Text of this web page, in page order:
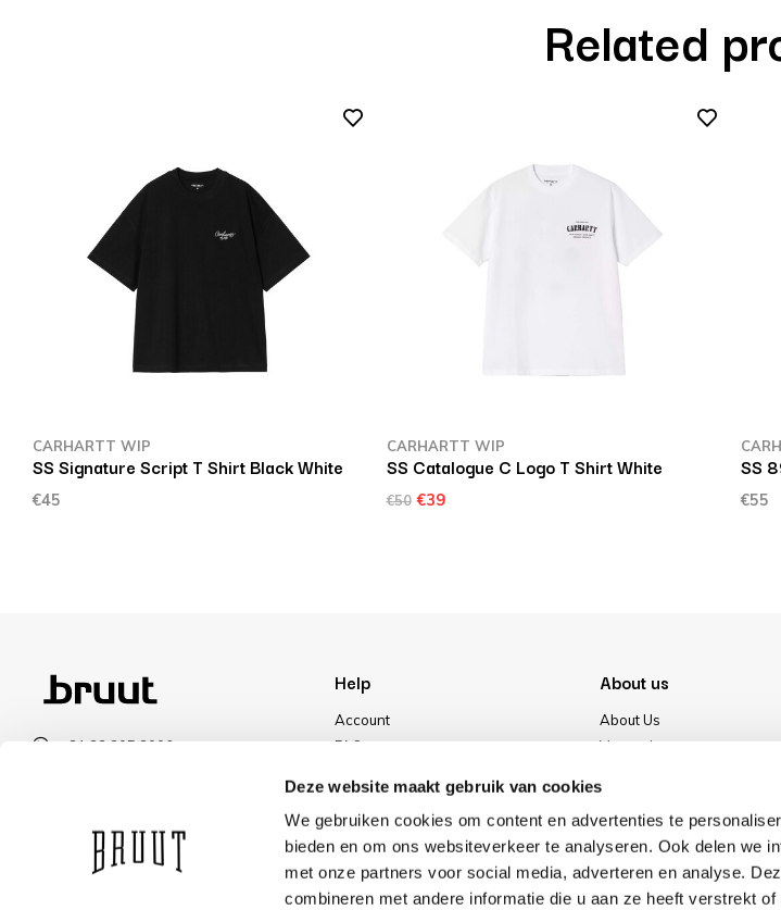
Deze website maakt gebruik van cookies
We gebruiken cookies om content en advertenties te
bieden en om ons websiteverkeer te analyseren. Ook delen we
met onze partners voor social media, adverteren en analyse.
combineren met andere informatie die u aan ze heeft verstrekt
Related
CARHARTT WIP
SS Signature Script T Shirt Black White
€45
CARHARTT WIP
SS Catalogue C Logo T Shirt White
€50 €39
SS
€55
+31 23 205 2006
VIEW OPENING HOURS
Help
Account
FAQ
Payment Methods
Shipping
Discount
About us
About Us
Vacancies
Our store